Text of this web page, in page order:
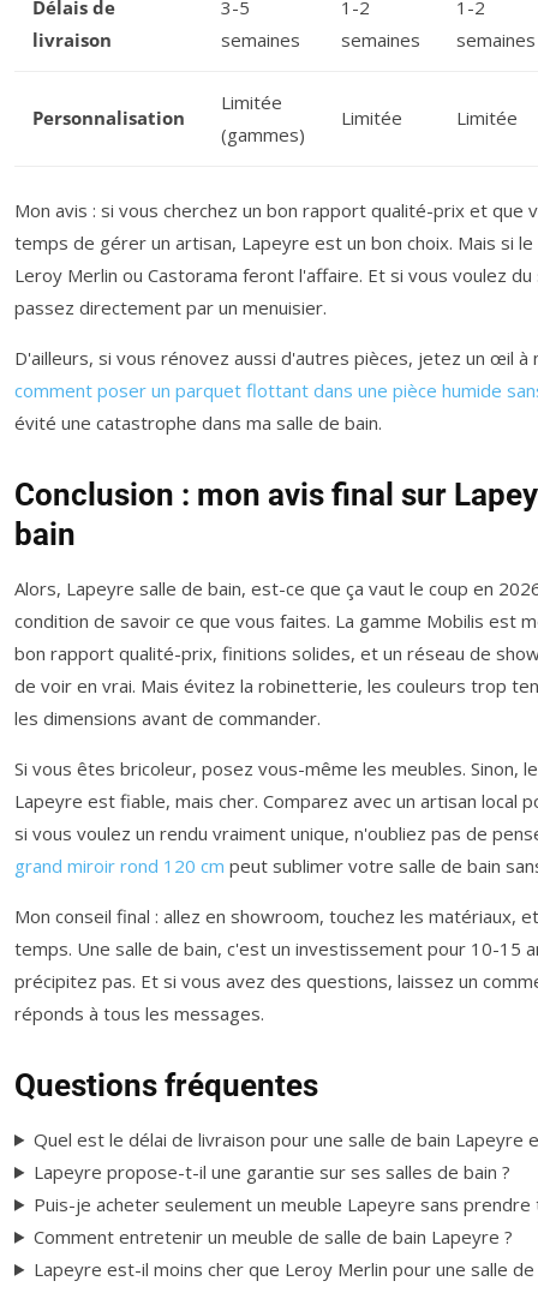
Délais de
livraison
3-5
semaines
1-2
semaines
1-2
semaines
Personnalisation
Limitée
(gammes)
Limitée Limitée
Mon avis : si vous cherchez un bon rapport qualité-prix et que
temps de gérer un artisan, Lapeyre est un bon choix. Mais si
Leroy Merlin ou Castorama feront l'affaire. Et si vous voulez
passez directement par un menuisier.
D'ailleurs, si vous rénovez aussi d'autres pièces, jetez un œil à
comment poser un parquet flottant dans une pièce humide
évité une catastrophe dans ma salle de bain.
Conclusion : mon avis final sur
bain
Alors, Lapeyre salle de bain, est-ce que ça vaut le coup en
condition de savoir ce que vous faites. La gamme Mobilis est
bon rapport qualité-prix, finitions solides, et un réseau de
de voir en vrai. Mais évitez la robinetterie, les couleurs trop
les dimensions avant de commander.
Si vous êtes bricoleur, posez vous-même les meubles. Sinon,
Lapeyre est fiable, mais cher. Comparez avec un artisan local
si vous voulez un rendu vraiment unique, n'oubliez pas de
grand miroir rond 120 cm peut sublimer votre salle de bain
Mon conseil final : allez en showroom, touchez les matériaux,
temps. Une salle de bain, c'est un investissement pour 10-15
précipitez pas. Et si vous avez des questions, laissez un
réponds à tous les messages.
Questions fréquentes
Quel est le délai de livraison pour une salle de bain Lapeyre
Lapeyre propose-t-il une garantie sur ses salles de bain ?
Puis-je acheter seulement un meuble Lapeyre sans
Comment entretenir un meuble de salle de bain Lapeyre ?
Lapeyre est-il moins cher que Leroy Merlin pour une salle de